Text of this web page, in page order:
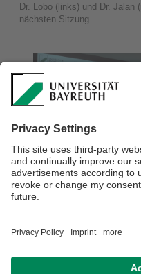
Dr. Lobo (links) und Dr. Jalan
nächsten Sitzung.